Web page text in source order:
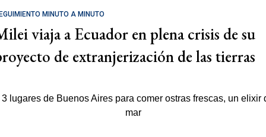
MINUTO A MINUTO
viaja a Ecuador en plena crisis de su
de extranjerización de las tierras